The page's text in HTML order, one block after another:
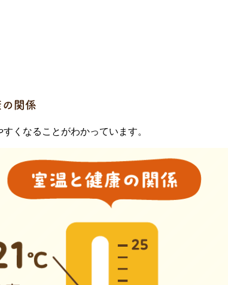
関係
くなることがわかっています。